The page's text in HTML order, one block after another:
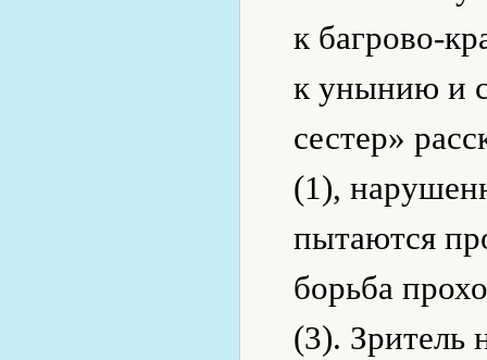
к багрово-
к унынию и
сестер»
(1),
пытаются
борьба
(3). Зритель